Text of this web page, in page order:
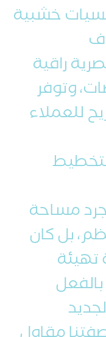
خشبية
راقية
وتوفر
للعملاء
مساحة
بل كان
تهيئة